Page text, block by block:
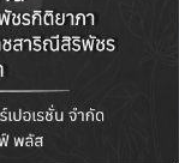
กัด (มหาชน) (“
25.1% เมื่อเ
นกว่าเท่าตัว ถึ
ฯ ยังสามารถส